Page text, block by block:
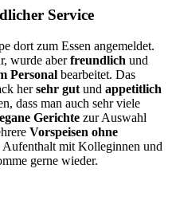
Service
dort zum Essen angemeldet.
wurde aberfreundlich und
Personal bearbeitet. Das
hersehr gut und appetitlich
dass man auch sehr viele
Gerichte zur Auswahl
Vorspeisen ohne
Aufenthalt mit Kolleginnen und
gerne wieder.